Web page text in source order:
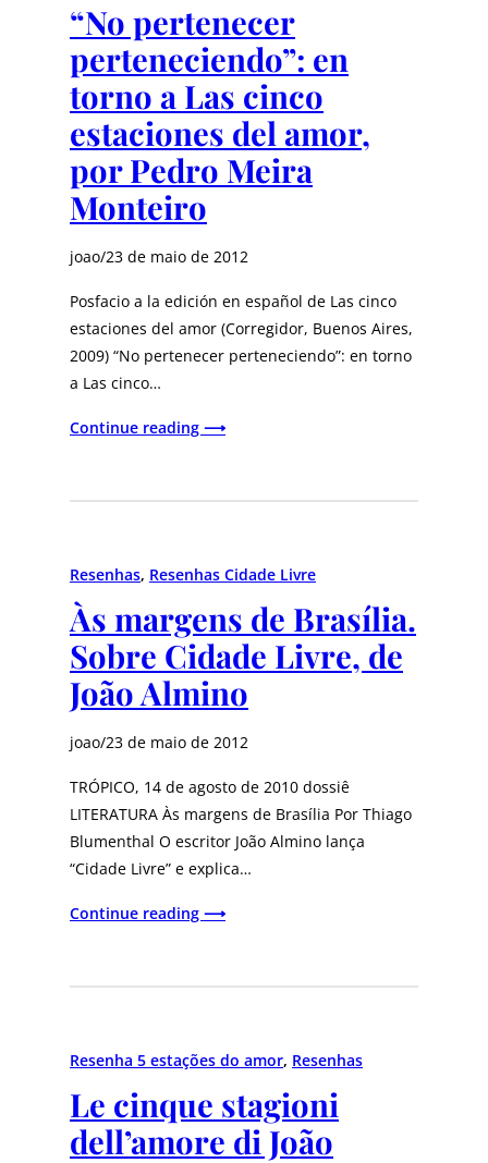
“No pertenecer
perteneciendo”: en
torno a Las cinco
estaciones del amor,
por Pedro Meira
Monteiro
joao/23 de maio de 2012
Posfacio a la edición en español de Las cinco
estaciones del amor (Corregidor, Buenos Aires,
2009) “No pertenecer perteneciendo”: en torno
a Las cinco…
Continue reading ⟶
Resenhas, Resenhas Cidade Livre
Às margens de Brasília.
Sobre Cidade Livre, de
João Almino
joao/23 de maio de 2012
TRÓPICO, 14 de agosto de 2010 dossiê
LITERATURA Às margens de Brasília Por Thiago
Blumenthal O escritor João Almino lança
“Cidade Livre” e explica…
Continue reading ⟶
Resenha 5 estações do amor, Resenhas
Le cinque stagioni
dell’amore di João